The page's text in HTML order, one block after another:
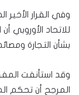
للاتحاد الأوروبي
بشأن التجارة
وقد استأنفت
المرجح أن تحكم